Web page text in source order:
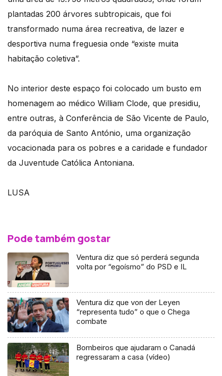
plantadas 200 árvores subtropicais, que foi
transformado numa área recreativa, de lazer e
desportiva numa freguesia onde “existe muita
habitação coletiva”.
No interior deste espaço foi colocado um busto em
homenagem ao médico William Clode, que presidiu,
entre outras, à Conferência de São Vicente de Paulo,
da paróquia de Santo António, uma organização
vocacionada para os pobres e a caridade e fundador
da Juventude Católica Antoniana.
LUSA
Pode também gostar
Ventura diz que só perderá segunda
volta por “egoísmo” do PSD e IL
Ventura diz que von der Leyen
“representa tudo” o que o Chega
combate
Bombeiros que ajudaram o Canadá
regressaram a casa (vídeo)